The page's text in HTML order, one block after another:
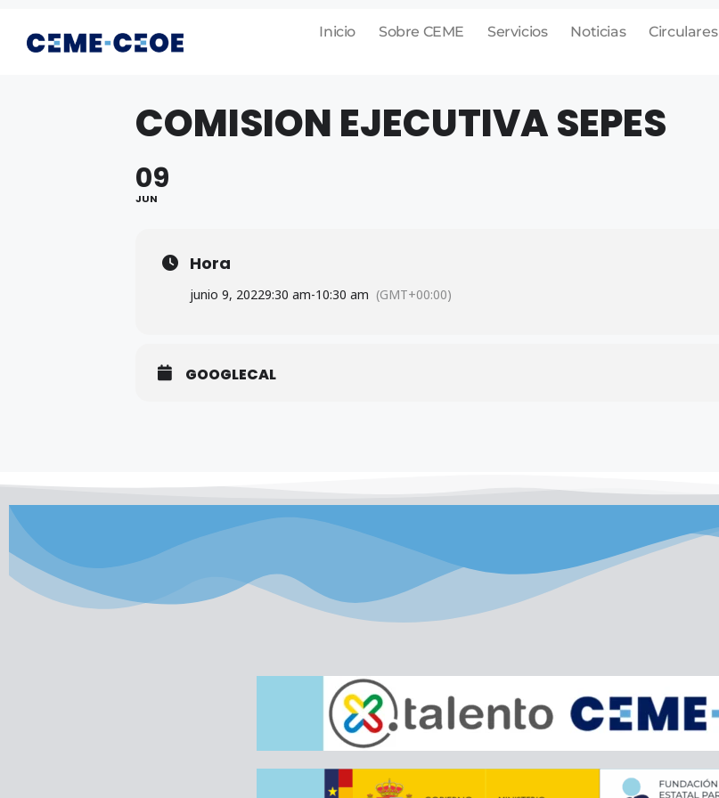
Inicio Sobre CEME Servicios Noticias Circulares
COMISION EJECUTIVA SEPES
09
JUN
Hora
junio 9, 20229:30 am-10:30 am (GMT+00:00)
GOOGLECAL